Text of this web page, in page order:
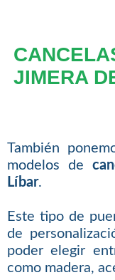
JIMERA
También
modelos de
Líbar.
Este tipo de
de
poder elegir
como madera,